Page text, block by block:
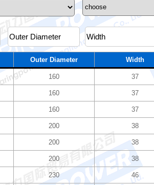
Outer Diameter Width
160 37
160 37
160 37
200 38
200 38
200 38
230 46